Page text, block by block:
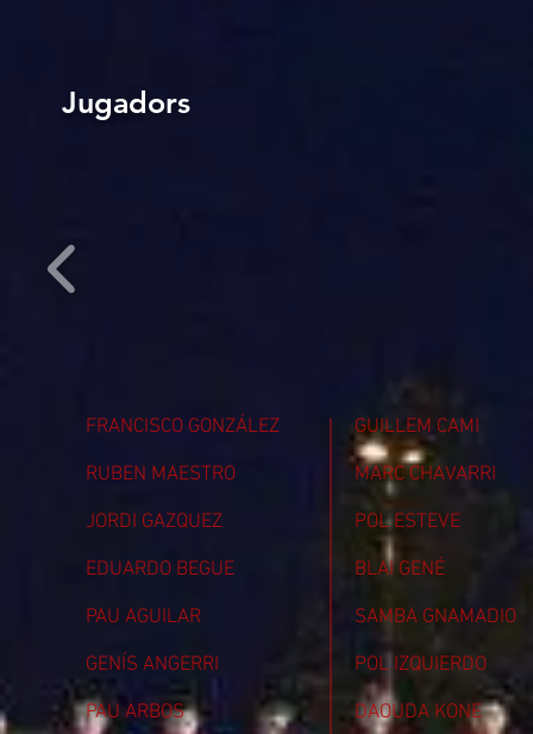
Jugadors
FRANCISCO GONZÁLEZ
GUILLEM CAMI
RUBEN MAESTRO
MARC CHAVARRI
JORDI GAZQUEZ
POL ESTEVE
EDUARDO BEGUE
PAU AGUILAR
BLAI GENÉ
SAMBA GNAMADIO
GENÍS ANGERRI
PAU ARBOS
POL IZQUIERDO
DAOUDA KONE